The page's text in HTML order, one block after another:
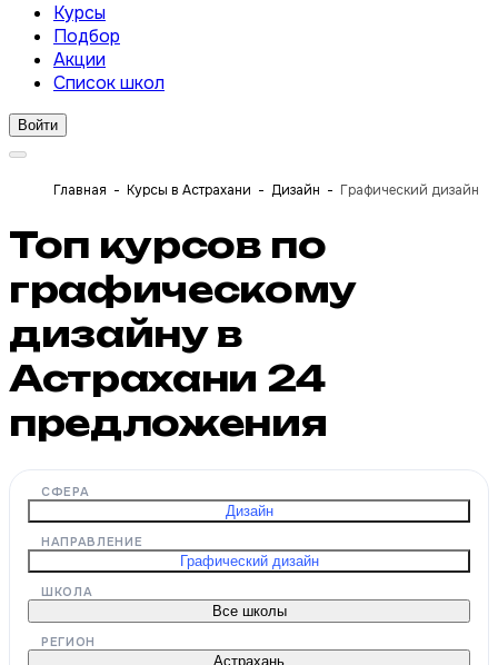
Курсы
Подбор
Акции
Список школ
Войти
Главная Курсы в Астрахани Дизайн Графический дизайн
Топ курсов по
графическому
дизайну в
Астрахани 24
предложения
СФЕРА
Дизайн
НАПРАВЛЕНИЕ
Графический дизайн
ШКОЛА
Все школы
РЕГИОН
Астрахань